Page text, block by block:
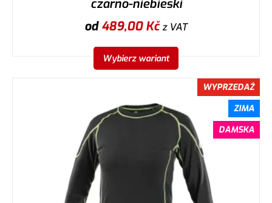
czarno-niebieski
od489,00Kčz VAT
Wybierz wariant
WYPRZEDAŻ
ZIMA
DAMSKA